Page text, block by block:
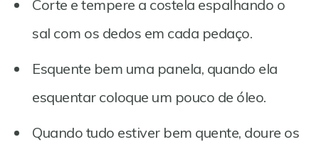
Corte e tempere a costela espalhando o
sal com os dedos em cada pedaço.
Esquente bem uma panela, quando ela
esquentar coloque um pouco de óleo.
Quando tudo estiver bem quente, doure os